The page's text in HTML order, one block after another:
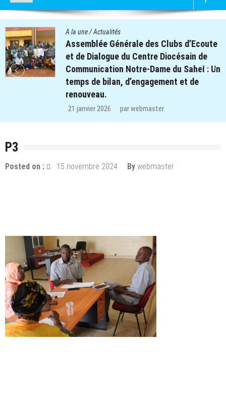
Un
A la une/Actualités
Quatre cent soixante-deux (462)
des clubs d’écoute du projet REPERE
retrouvent le chemin de l’école dans
régions de Koulsé et de Yaadga.
29 décembre 2025
P3
Posted on : 15 novembre 2024 By webmaster